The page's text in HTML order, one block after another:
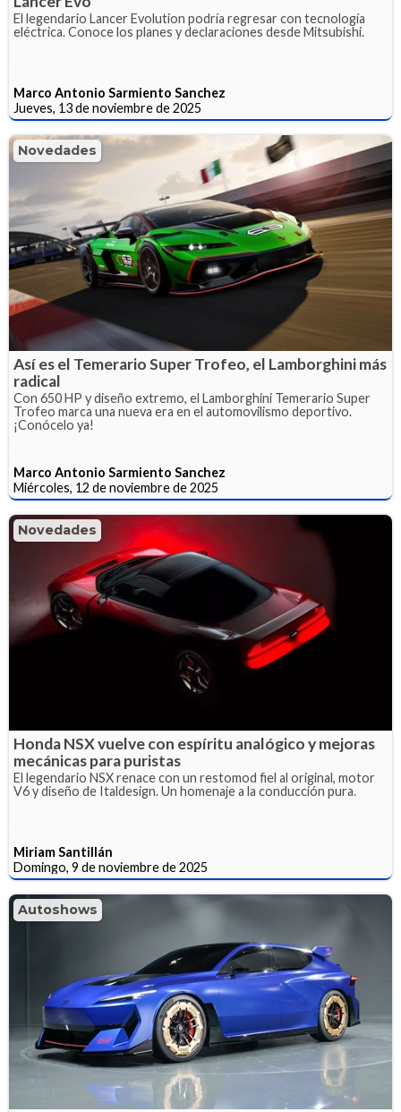
El legendario Lancer Evolution podría regresar con tecnología
eléctrica. Conoce los planes y declaraciones desde Mitsubishi.
Marco Antonio Sarmiento Sanchez
Jueves, 13 de noviembre de 2025
Novedades
Así es el Temerario Super Trofeo, el Lamborghini más
radical
Con 650 HP y diseño extremo, el Lamborghini Temerario Super
Trofeo marca una nueva era en el automovilismo deportivo.
¡Conócelo ya!
Marco Antonio Sarmiento Sanchez
Miércoles, 12 de noviembre de 2025
Novedades
Honda NSX vuelve con espíritu analógico y mejoras
mecánicas para puristas
El legendario NSX renace con un restomod fiel al original, motor
V6 y diseño de Italdesign. Un homenaje a la conducción pura.
Miriam Santillán
Domingo, 9 de noviembre de 2025
Autoshows